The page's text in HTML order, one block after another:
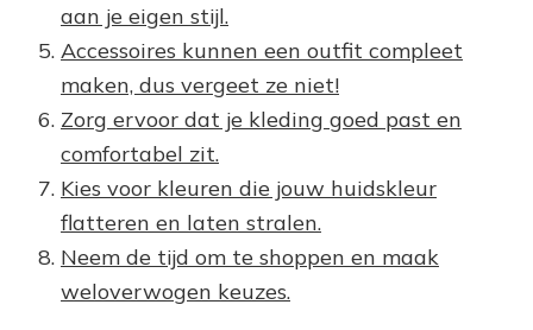
aan je eigen stijl.
Accessoires kunnen een outfit compleet
maken, dus vergeet ze niet!
Zorg ervoor dat je kleding goed past en
comfortabel zit.
Kies voor kleuren die jouw huidskleur
flatteren en laten stralen.
Neem de tijd om te shoppen en maak
weloverwogen keuzes.